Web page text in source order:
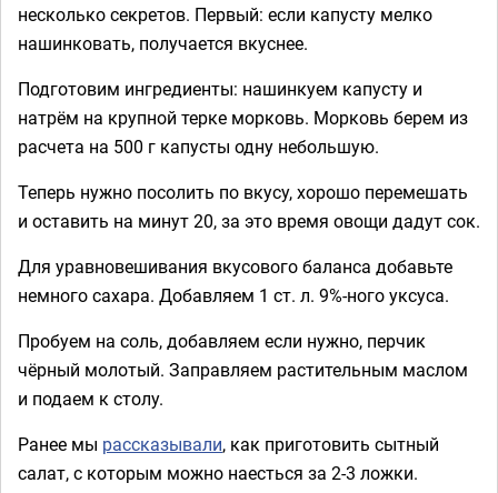
несколько секретов. Первый: если капусту мелко
нашинковать, получается вкуснее.
Подготовим ингредиенты: нашинкуем капусту и
натрём на крупной терке морковь. Морковь берем из
расчета на 500 г капусты одну небольшую.
Теперь нужно посолить по вкусу, хорошо перемешать
и оставить на минут 20, за это время овощи дадут сок.
Для уравновешивания вкусового баланса добавьте
немного сахара. Добавляем 1 ст. л. 9%-ного уксуса.
Пробуем на соль, добавляем если нужно, перчик
чёрный молотый. Заправляем растительным маслом
и подаем к столу.
Ранее мы рассказывали, как приготовить сытный
салат, с которым можно наесться за 2-3 ложки.